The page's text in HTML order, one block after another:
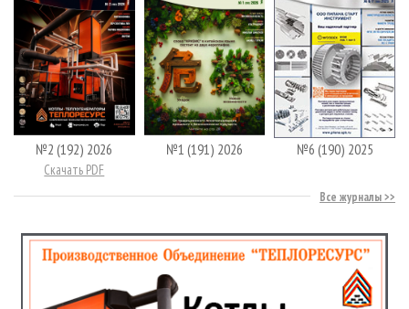
№2 (192) 2026
Скачать PDF
№1 (191) 2026 №6 (190) 2025
Все журналы